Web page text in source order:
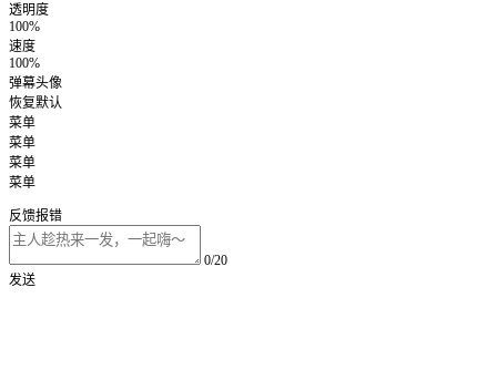
透明度
100%
速度
100%
弹幕头像
恢复默认
菜单
菜单
菜单
菜单
反馈报错
0/20
发送